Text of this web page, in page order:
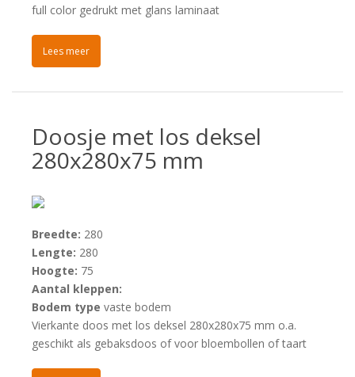
full color gedrukt met glans laminaat
Lees meer
Doosje met los deksel
280x280x75 mm
Breedte: 280
Lengte: 280
Hoogte: 75
Aantal kleppen:
Bodem type vaste bodem
Vierkante doos met los deksel 280x280x75 mm o.a.
geschikt als gebaksdoos of voor bloembollen of taart